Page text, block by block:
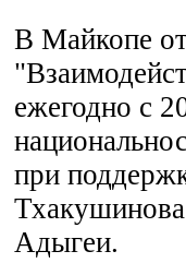
В Майкопе
ежегодно с
при
Адыгеи.